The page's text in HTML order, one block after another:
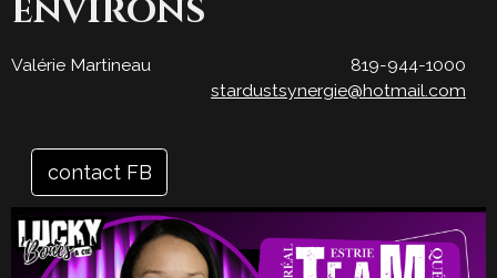
environs
Valérie Martineau 819-944-1000
stardustsynergie@hotmail.com
contact FB